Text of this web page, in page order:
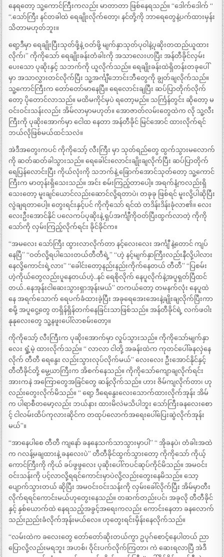
နေရတော့ သူ့ကောင်ကြီးကလည်း မာတာတာ ဖြစ်နေရသည်။ “ဒေါက်ဒေါက် “
“.သော်ကြီး နင်တခါထဲ ရေချိုးလိုက်တော့၊ နင်တို့ကို ဘာရေတွေနဲ့ပက်ထားမှန်း
သိတာမဟုတ်ဘူး။
ရော့ဒီမှာ ရေချိုးပြီးသုတ်ဖို့နဲ့ ဝတ်ဖို့ မျက်နှာသုတ်ပုဝါနဲ့ပုဆိုးတထည်ယူထား
လိုက်၊” ကိုကိုသော် ရေချိုးခန်းတံခါးကို အသာလေးဟပြီး အန်တီခိုင်လှမ်း
ပေးသော ပုဆိုးနှင့် သဘက်ကို ယူလိုက်သည်။ ရေချိုးခန်းထဲရှိတန်းတခုပေါ်
မှာ အသာလွှားတင်လိုက်ပြီး သူ့အင်္ကျီဘောင်းဘီတွေကို ချွတ်ချလိုက်သည်။
သူ့ကောင်ကြီးက တော်တော်မာနေပြီ။ ရေလောင်းချပြီး ဆပ်ပြာတိုက်လိုက်
တော့ ပိုတောင်လာသည်။ မထိမကိုင်မှပဲ ရတော့မည်။ သင်္ကြန်တွင်း ဆိုတော့ မ
ဝင်းဝင်းသန်းလည်း အိမ်လာမှာမဟုတ်။ အောဇာတ်လမ်းတွေထဲက လို သူ့လီး
ကြီးကို ပုဆိုးအောက်မှာ ငေါထ နေတာ အန်တီခိုင် မြင်အောင် ထားလိုက်ရင်
ဘယ်လိုဖြစ်မယ်ထင်သလဲ။
အဲဒီအတွေးကပင် ကိုကိုသော့် လီးကြီး မှာ သုတ်ရည်တွေ ထွက်သွားမလောက်
ကို ဆတ်ဆတ်ခါသွားသည်။ ရေခေါင်းလောင်းချိုးချလိုက်ပြီး ဆပ်ပြာတိုက်
ရေပြန်လောင်းပြီး ကိုယ်လုံးကို သဘက်နဲ့ ခြောက်အောင်သုတ်တော့ သူ့ကောင်
ကြီးက မာတုန်းရှိသေးသည်။ အင်း စမ်းကြည့်တာပေါ့။ အရက်နံ့ကလည်းရှိ
သေးတော့ မူးချင်ယောင်လည်းဆောင်လို့ရတာပဲ၊ တခုခု ဖြစ်ရင် မူးလို့ပါဆိုပြီး
လွဲချရတာပေါ့။ တွေးရင်းနှင့်ပင် ကိုကိုသော် ရင်ထဲ တဒိန်းဒိန်းခုံလာ၏။ လေး
လေးဦးအောင်နိုင် ပလေကပ်ပုဆိုးနဲ့ ရှပ်အင်္ကျီကိုဝတ်ပြီးထွက်လာတဲ့ ကိုကို
သော်ကို လှမ်းကြည့်လိုက်ရင်း ခိုင်ခိုင်က။
“အမလေး သော်ကြီး ထွားလာလိုက်တာ နင့်လေးလေး အင်္ကျီ နဲ့တောင် ကျပ်
နေပြီ” “ဝတ်လို့ရပါသေးတယ်တီတီရဲ့” “ဟဲ့ နင့်မျက်နှာကြီးလည်းနီလို့ပါလား
နေလို့ကောင်းရဲ့လား” “ခေါင်းတော့နည်းနည်းကိုက်နေတယ် တီတီ” “ပြစမ်း
ဟဲ့ကိုယ်တွေလည်းပူနေတယ်ဟဲ့..နင် ရေစိုလိုက် နေပူလိုက်နဲ့အပူရှတ်ပြီထင်
တယ်..နေအုန်းငါဆေးသွားရှာအုန်းမယ်” တကယ်တော့ တမနက်လုံး နေပူထဲ
နေ အရက်သောက် ရေပက်ခံထားခဲ့ပြီး အခုရေအေးအေးနဲ့ချိုးချလိုက်ပြီးကာ
စမို့ အပူငွေ့တွေ တရှိန်ရှိန်တက်နေခြင်းသာဖြစ်သည်။ အန်တီခိုင်ရဲ့ လက်ဖဝါး
နုနုလေးတွေ သူ့နဖူးပေါ်လာစမ်းတော့။
ကိုကိုသော့် လီးကြီးက ပုဆိုးအောက်မှာ လှုပ်သွားသည်။ ကိုကိုသော်မျက်နှာ
လေး ရှုံ့မဲ့ ထားလိုက်သည်။ “ လာလာ ငါတို့ အခန်းထဲက ကုတင်ပေါ်ခနလှဲနေ
လိုက် တီတီ ရေနွေး လည်းသွားလုပ်လိုက်မယ်” လေးလေး ဦးအောင်နိုင်နှင့်
တီတီခိုင်တို့ မွေ့ယာကြီးက အိစက်နေသည်။ ကိုကိုသော်ကျောချလိုက်ရင်း
အားကနဲ အကြောတွေအခြင်တွေ ဆန့်လိုက်သည်။ ဟား ဇိမ်ကျလိုက်တာ၊ ဟု
လည်းတွေးလိုက်မိသည်။ “ ရော့ ဒီရေနွေးလေးသောက်ထားလိုက်အုန်း အိမ်
က ပါရာစီတမော့လည်း ဘယ်နား ထားမိလဲမသိပါဘူး သော်ကြီးခနလေးစော
င့် ငါလမ်းထိပ်ကုလားဆိုင်က တထုပ်လောက်အရေးပေါ်ပြေးဆွဲလိုက်အုန်း
မယ်”။
“အာနေပါစေ တီတီ ကျနော် ခနနေသက်သာသွားမှာပါ” “ အိုခနပဲ၊ တံခါးအထဲ
က ဂလန့်မချထားနဲ့ ခနလေးပဲ” တီတီခိုင်ထွက်သွားတော့ ကိုကိုသော် ကိုယ့်
ကောင်ကြီးကို ကိုယ် ခပ်ဖွဖွလေး ပုဆိုးပေါ်ကပင်ဆုပ်ကိုင်မိသည်။ အမဝင်း
ဝင်းသန်းကို ပင့်လာလို့ရရင်ကောင်းမှာပဲလို့လည်းတွေးနေမိသည်။ သော့
ပျောက်သွားတယ် ဆိုပြီး အမဝင်းဝင်းသန်းကို လှမ်းခေါ်လိုက်ပြီး အိမ်မှာတီး
လိုက်ရရင်ကောင်းမယ်ဟုတွေးနေသည်။ တဆက်တည်းပင်၊ အခုလို တီတီခိုင်
နှင့် နှစ်ယောက်ထဲ နေရသည့်အခွင့်အရေးကလည်း ကောင်းနေတာ ခနလောက်
သည်းညည်းခံလိုက်အုန်းမယ်လေ။ ဟုတွေးရင်းမှိန်းနေလိုက်သည်။
“လမ်းထဲက ခလေးတွေ တော်တော်ဆိုးတယ်ကွာ ဥပုဂ်စောင့်နေပါတယ် ညာ
ပြောလို့လည်းမရဘူး အဟစ်၊ ဝိုင်းပက်လိုက်ကြတာ၊ ကဲ ဆေးရလာပြီ အဲဒီ